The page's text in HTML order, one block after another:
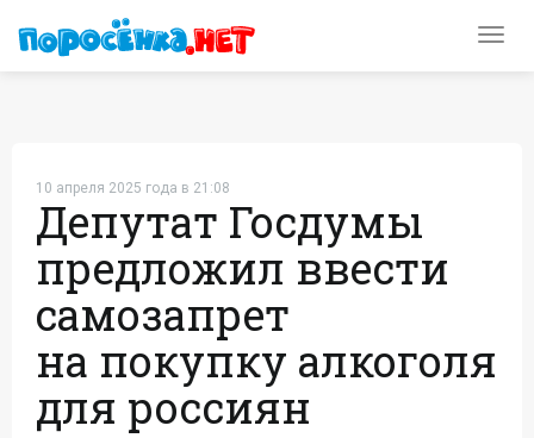
10 апреля 2025 года в 21:08
Депутат Госдумы
предложил ввести
самозапрет
на покупку алкоголя
для россиян